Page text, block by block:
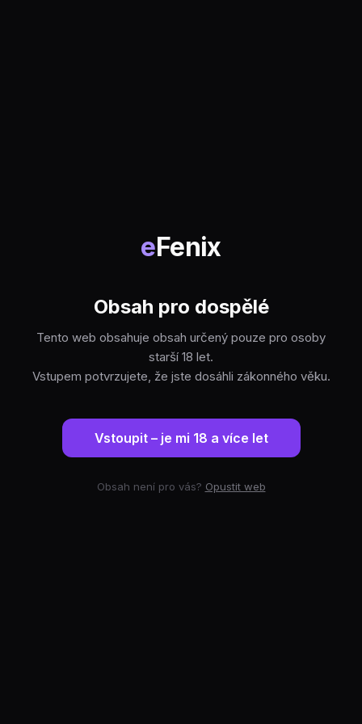
eFenix
Obsah pro dospělé
Tento web obsahuje obsah určený pouze pro osoby
starší 18 let.
Vstupem potvrzujete, že jste dosáhli zákonného věku.
Vstoupit – je mi 18 a více let
Obsah není pro vás? Opustit web